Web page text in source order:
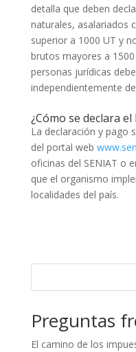
detalla que deben
naturales, asalariados
superior a 1000 UT y
brutos mayores a
personas jurídicas
independientemente
¿Cómo se declara el
La declaración y pago
del portal web
oficinas del SENIAT o
que el organismo
localidades del país.
Preguntas
El camino de los